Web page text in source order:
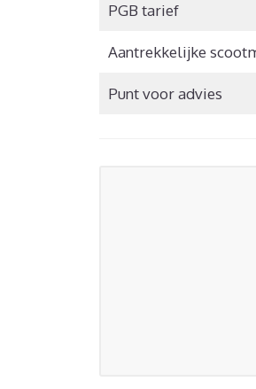
PGB tarief
Aantrekkelijke
Punt voor advies